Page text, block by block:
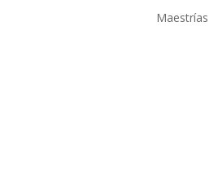
Maestrías